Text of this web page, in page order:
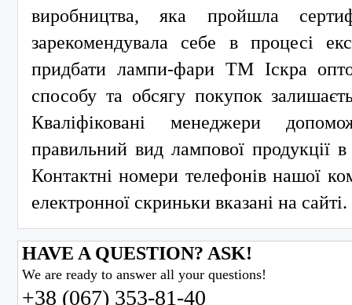
виробництва, яка пройшла
зарекомендувала себе в процесі
придбати лампи-фари ТМ Іскра
способу та обсягу покупок
Кваліфіковані менеджери
правильний вид лампової продукції
Контактні номери телефонів нашої
електронної скриньки вказані на сайті.
HAVE A QUESTION? ASK!
We are ready to answer all your questions!
+38 (067) 353-81-40